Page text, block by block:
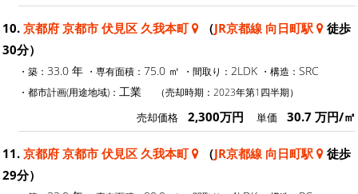
10. 京都府 京都市 伏見区 久我本町 （JR京都線 向日町駅
徒歩
30分）
・築： 33.0 年 ・専有面積： 75.0 ㎡ ・間取り： 2LDK ・構造： SRC
・都市計画(用途地域)： 工業 （売却時期：2023年第1四半期）
売却価格 2,300万円 単価 30.7 万円/㎡
11. 京都府 京都市 伏見区 久我本町 （JR京都線 向日町駅
徒歩
29分）